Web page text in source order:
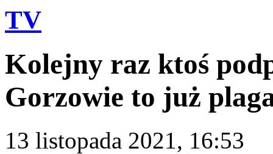
TV
Kolejny raz ktoś
Gorzowie to już
13 listopada 2021, 16:53